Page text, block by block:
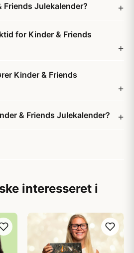
Friends Julekalender?
for Kinder & Friends
Kinder & Friends
& Friends Julekalender?
interesseret i